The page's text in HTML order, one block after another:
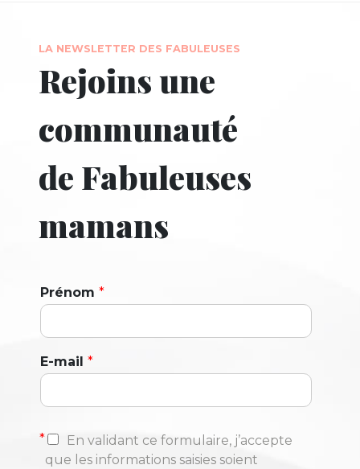
LA NEWSLETTER DES FABULEUSES
Rejoins une
communauté
de Fabuleuses
mamans
Prénom *
E-mail *
*
En validant ce formulaire, j’accepte
que les informations saisies soient